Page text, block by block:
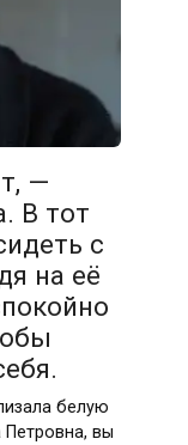
—
В тот
с
на её
белую
Петровна, вы